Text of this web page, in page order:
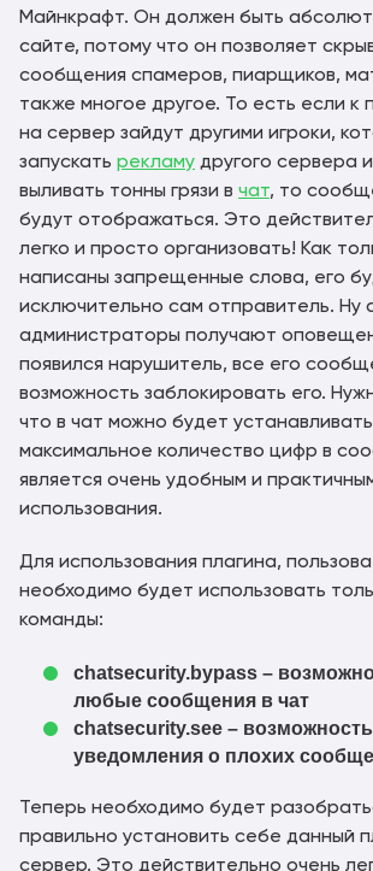
Майнкрафт. Он должен быть
сайте, потому что он позволяет
сообщения спамеров, пиарщиков,
также многое другое. То есть если к
на сервер зайдут другими игроки,
запускать рекламу другого сервера
выливать тонны грязи в чат, то
будут отображаться. Это
легко и просто организовать! Как
написаны запрещенные слова, его
исключительно сам отправитель. Ну
администраторы получают
появился нарушитель, все его
возможность заблокировать его.
что в чат можно будет
максимальное количество цифр в
является очень удобным и
использования.
Для использования плагина,
необходимо будет использовать
команды:
chatsecurity.bypass –
любые сообщения в чат
chatsecurity.see –
уведомления о плохих
Теперь необходимо будет
правильно установить себе данный
сервер. Это действительно очень